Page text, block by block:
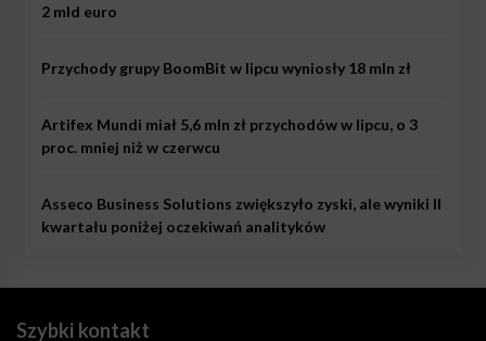
2 mld euro
Przychody grupy BoomBit w lipcu wyniosły 18 mln zł
Artifex Mundi miał 5,6 mln zł przychodów w lipcu, o 3
proc. mniej niż w czerwcu
Asseco Business Solutions zwiększyło zyski, ale wyniki II
kwartału poniżej oczekiwań analityków
Szybki kontakt